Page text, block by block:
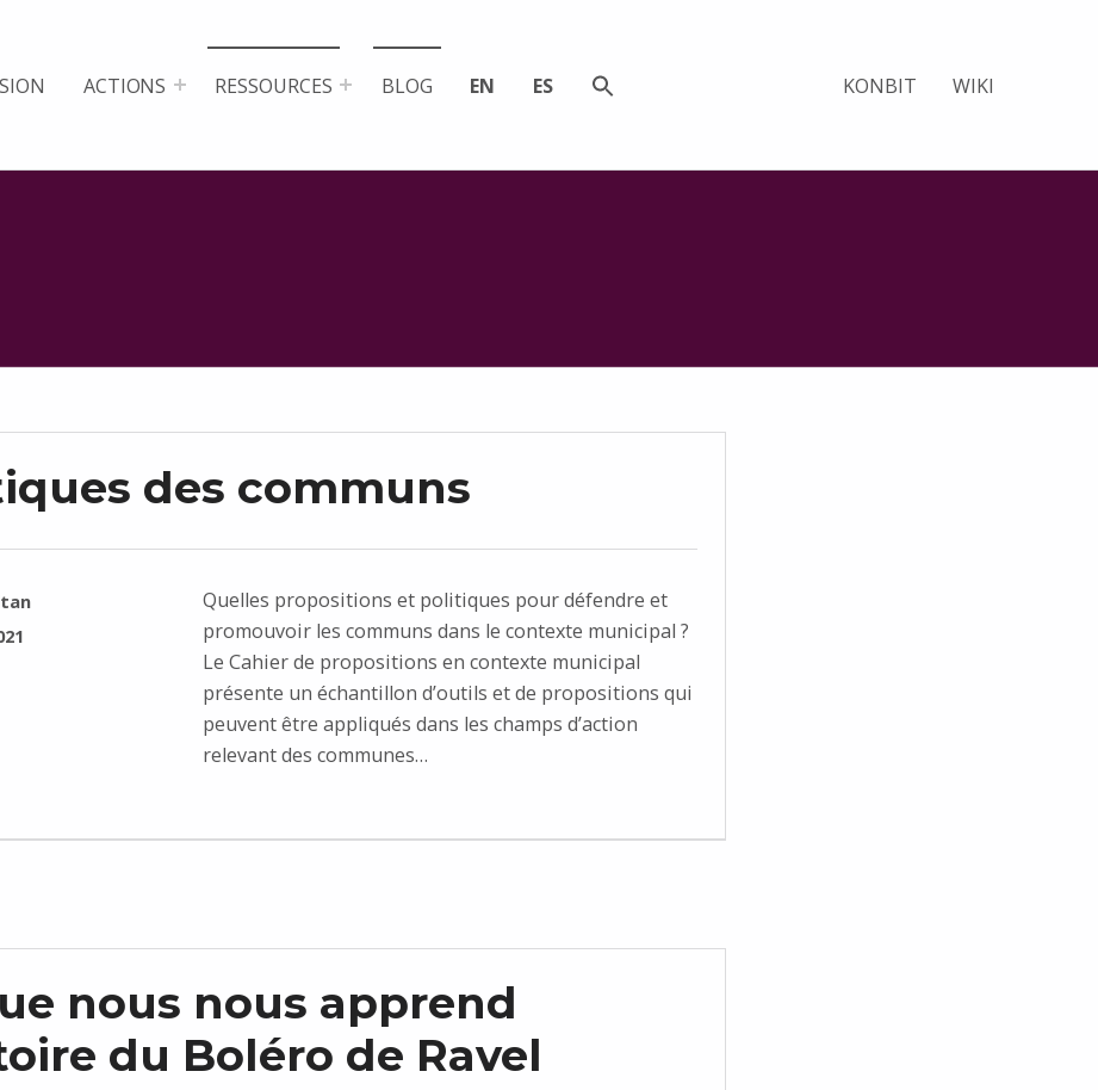
ACTIONS RESSOURCES BLOG EN ES KONBIT WIKI
des communs
Quelles propositions et politiques pour défendre et
promouvoir les communs dans le contexte municipal ?
Le Cahier de propositions en contexte municipal
présente un échantillon d’outils et de propositions qui
peuvent être appliqués dans les champs d’action
relevant des communes…
nous nous apprend
du Boléro de Ravel